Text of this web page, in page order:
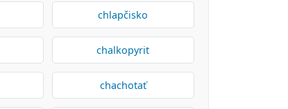
chlapčisko
chalkopyrit
chachotať